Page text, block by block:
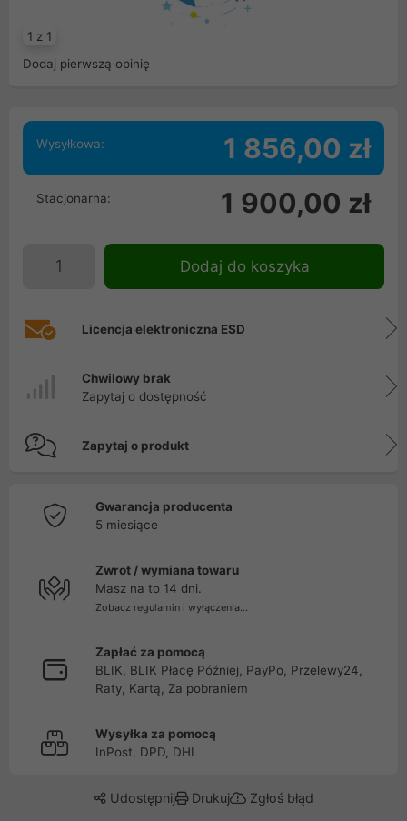
1 z 1
Dodaj pierwszą opinię
Wysyłkowa: 1 856,00 zł
Stacjonarna: 1 900,00 zł
Dodaj do koszyka
Licencja elektroniczna ESD
Chwilowy brak
Zapytaj o dostępność
Zapytaj o produkt
Gwarancja producenta
5 miesiące
Zwrot / wymiana towaru
Masz na to 14 dni.
Zobacz regulamin i wyłączenia...
Zapłać za pomocą
BLIK, BLIK Płacę Później, PayPo, Przelewy24,
Raty, Kartą, Za pobraniem
Wysyłka za pomocą
InPost, DPD, DHL
Udostępnij Drukuj Zgłoś błąd